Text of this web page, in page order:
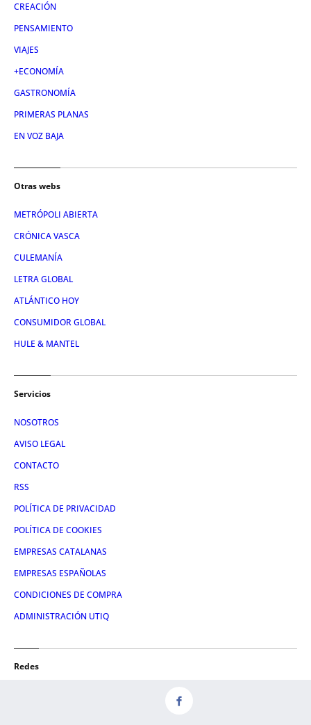
CREACIÓN
PENSAMIENTO
VIAJES
+ECONOMÍA
GASTRONOMÍA
PRIMERAS PLANAS
EN VOZ BAJA
Otras webs
METRÓPOLI ABIERTA
CRÓNICA VASCA
CULEMANÍA
LETRA GLOBAL
ATLÁNTICO HOY
CONSUMIDOR GLOBAL
HULE & MANTEL
Servicios
NOSOTROS
AVISO LEGAL
CONTACTO
RSS
POLÍTICA DE PRIVACIDAD
POLÍTICA DE COOKIES
EMPRESAS CATALANAS
EMPRESAS ESPAÑOLAS
CONDICIONES DE COMPRA
ADMINISTRACIÓN UTIQ
Redes